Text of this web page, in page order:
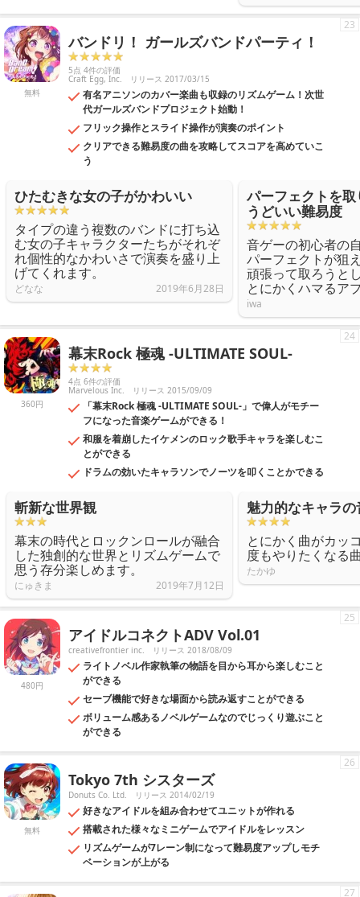
無料
バンドリ！ ガールズバンドパーティ！
5点 4件の評価
Craft Egg, Inc. リリース 2017/03/15
有名アニソンのカバー楽曲も収録のリズムゲーム！次世
代ガールズバンドプロジェクト始動！
フリック操作とスライド操作が演奏のポイント
クリアできる難易度の曲を攻略してスコアを高めていこ
う
23
ひたむきな女の子がかわいい
タイプの違う複数のバンドに打ち込
む女の子キャラクターたちがそれぞ
れ個性的なかわいさで演奏を盛り上
げてくれます。
どなな 2019年6月28日
パーフェクトを
うどいい難易度
音ゲーの初心者の
パーフェクトが狙
頑張って取ろうと
とにかくハマるア
iwa
360円
幕末Rock 極魂 -ULTIMATE SOUL-
4点 6件の評価
Marvelous Inc. リリース 2015/09/09
「幕末Rock 極魂 -ULTIMATE SOUL-」で偉人がモチー
フになった音楽ゲームができる！
和服を着崩したイケメンのロック歌手キャラを楽しむこ
とができる
ドラムの効いたキャラソンでノーツを叩くことかできる
24
斬新な世界観
幕末の時代とロックンロールが融合
した独創的な世界とリズムゲームで
思う存分楽しめます。
にゅきま 2019年7月12日
魅力的なキャラの
とにかく曲がカッ
度もやりたくなる
たかゆ
480円
アイドルコネクトADV Vol.01
creativefrontier inc. リリース 2018/08/09
ライトノベル作家執筆の物語を目から耳から楽しむこと
ができる
セーブ機能で好きな場面から読み返すことができる
ボリューム感あるノベルゲームなのでじっくり遊ぶこと
ができる
25
無料
Tokyo 7th シスターズ
Donuts Co. Ltd. リリース 2014/02/19
好きなアイドルを組み合わせてユニットが作れる
搭載された様々なミニゲームでアイドルをレッスン
リズムゲームが7レーン制になって難易度アップしモチ
ベーションが上がる
26
27